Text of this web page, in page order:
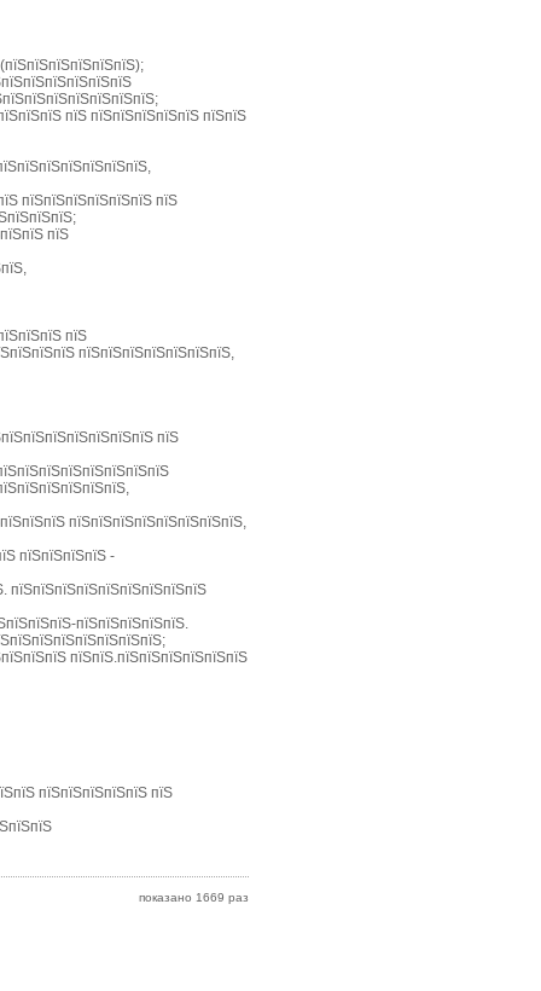
пїЅ пїЅпїЅпїЅпїЅпїЅ пїЅпїЅ
пїЅпїЅпїЅпїЅпїЅпїЅ пїЅ
пїЅ
пїЅ
пїЅпїЅпїЅпїЅпїЅпїЅпїЅ,
пїЅ
пїЅпїЅпїЅпїЅпїЅпїЅпїЅпїЅ,
пїЅпїЅпїЅпїЅ -
пїЅпїЅпїЅпїЅпїЅпїЅпїЅпїЅпїЅ
пїЅпїЅпїЅпїЅпїЅ.
пїЅпїЅ.пїЅпїЅпїЅпїЅпїЅпїЅ
пїЅпїЅпїЅпїЅпїЅ пїЅ
показано 1669 раз